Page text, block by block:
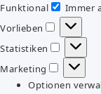
Funktional
Immer
Vorlieben
Vorlieben
Statistiken
Marketing
Optionen